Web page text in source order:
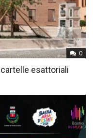
0
esattoriali